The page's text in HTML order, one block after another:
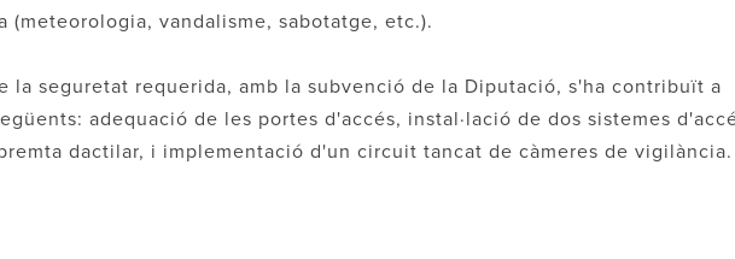
(meteorologia, vandalisme, sabotatge, etc.).
la seguretat requerida, amb la subvenció de la Diputació, s'ha contribuït a
adequació de les portes d'accés, instal·lació de dos sistemes
dactilar, i implementació d'un circuit tancat de càmeres de vigilància.